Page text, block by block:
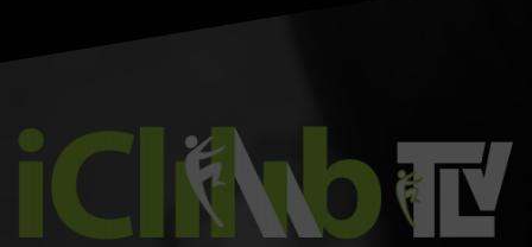
קבוצתי, הפקת לקחים ועוד.
נשמח להתאים ולהפיק אירוע ייחודי, אחר, מרענן ולא